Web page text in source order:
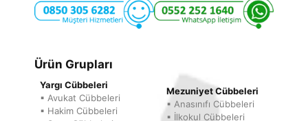
Ürün Grupları
Yargı Cübbeleri
▪ Avukat Cübbeleri
▪ Hakim Cübbeleri
Mezuniyet Cübbeleri
▪ Anasınıfı Cübbeleri
▪ İlkokul Cübbeleri